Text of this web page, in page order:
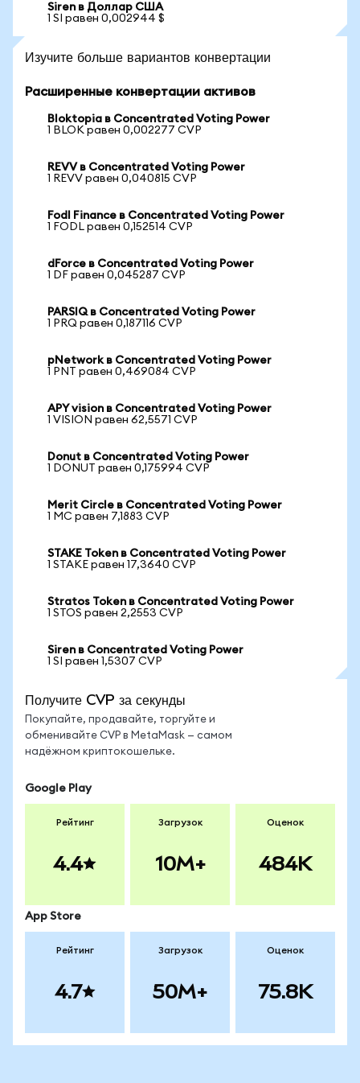
Siren в Доллар США
1 SI равен 0,002944 $
Изучите больше вариантов конвертации
Расширенные конвертации активов
Bloktopia в Concentrated Voting Power
1 BLOK равен 0,002277 CVP
REVV в Concentrated Voting Power
1 REVV равен 0,040815 CVP
Fodl Finance в Concentrated Voting Power
1 FODL равен 0,152514 CVP
dForce в Concentrated Voting Power
1 DF равен 0,045287 CVP
PARSIQ в Concentrated Voting Power
1 PRQ равен 0,187116 CVP
pNetwork в Concentrated Voting Power
1 PNT равен 0,469084 CVP
APY vision в Concentrated Voting Power
1 VISION равен 62,5571 CVP
Donut в Concentrated Voting Power
1 DONUT равен 0,175994 CVP
Merit Circle в Concentrated Voting Power
1 MC равен 7,1883 CVP
STAKE Token в Concentrated Voting Power
1 STAKE равен 17,3640 CVP
Stratos Token в Concentrated Voting Power
1 STOS равен 2,2553 CVP
Siren в Concentrated Voting Power
1 SI равен 1,5307 CVP
Получите CVP за секунды
Покупайте, продавайте, торгуйте и
обменивайте CVP в MetaMask — самом
надёжном криптокошельке.
Google Play
Рейтинг
4.4
Загрузок
10M+
Оценок
484K
App Store
Рейтинг
4.7
Загрузок
50M+
Оценок
75.8K